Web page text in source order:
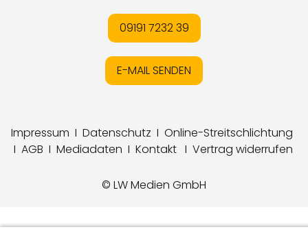
09191 7232 39
E-MAIL SENDEN
Impressum I Datenschutz I Online-Streitschlichtung
I AGB I Mediadaten I Kontakt I Vertrag widerrufen
© LW Medien GmbH